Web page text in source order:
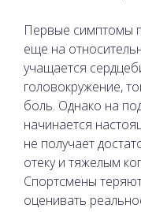
Первые симптомы
еще на
учащается
головокружение,
боль. Однако на
начинается
не получает
отеку и тяжелым
Спортсмены
оценивать